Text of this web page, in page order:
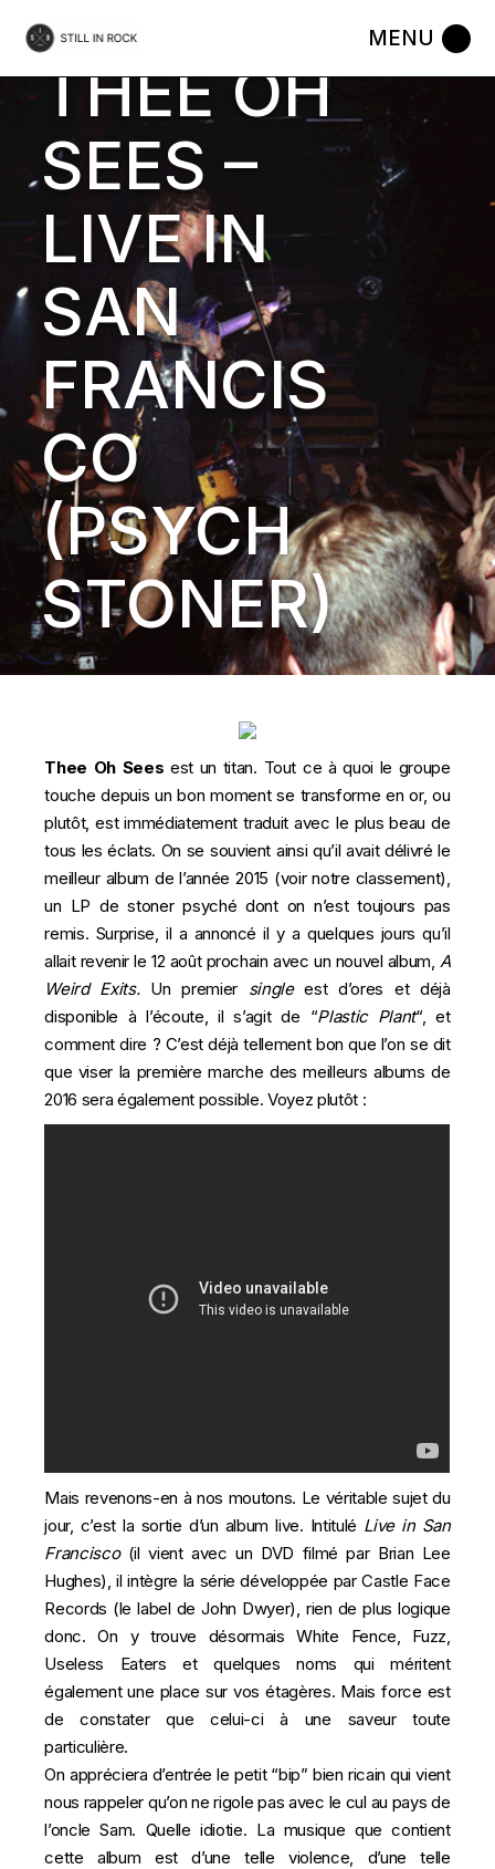
the
REVIEW :
THEE OH
SEES –
LIVE IN
SAN
FRANCIS
CO
(PSYCH
STONER)
Thee Oh Sees est un titan. Tout ce à quoi le groupe
touche depuis un bon moment se transforme en or, ou
plutôt, est immédiatement traduit avec le plus beau de
tous les éclats. On se souvient ainsi qu’il avait délivré le
meilleur album de l’année 2015 (voir notre classement),
un LP de stoner psyché dont on n’est toujours pas
remis. Surprise, il a annoncé il y a quelques jours qu’il
allait revenir le 12 août prochain avec un nouvel album, A
Weird Exits. Un premier singleest d’ores et déjà
disponible à l’écoute, il s’agit de “Plastic Plant“, et
comment dire ? C’est déjà tellement bon que l’on se dit
que viser la première marche des meilleurs albums de
2016 sera également possible. Voyez plutôt :
Mais revenons-en à nos moutons. Le véritable sujet du
jour, c’est la sortie d’un album live. Intitulé Live in San
Francisco (il vient avec un DVD filmé par Brian Lee
Hughes), il intègre la série développée par Castle Face
Records (le label de John Dwyer), rien de plus logique
donc. On y trouve désormais White Fence, Fuzz,
Useless Eaters et quelques noms qui méritent
également une place sur vos étagères. Mais force est
de constater que celui-ci à une saveur toute
particulière.
On appréciera d’entrée le petit “bip” bien ricain qui vient
nous rappeler qu’on ne rigole pas avec le cul au pays de
l’oncle Sam. Quelle idiotie. La musique que contient
cette album est d’une telle violence, d’une telle